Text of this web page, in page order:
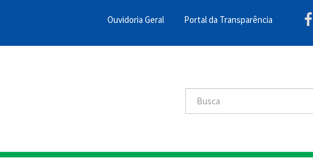
Menu
Barra
Ouvidoria Geral Portal da Transparência
Buscar